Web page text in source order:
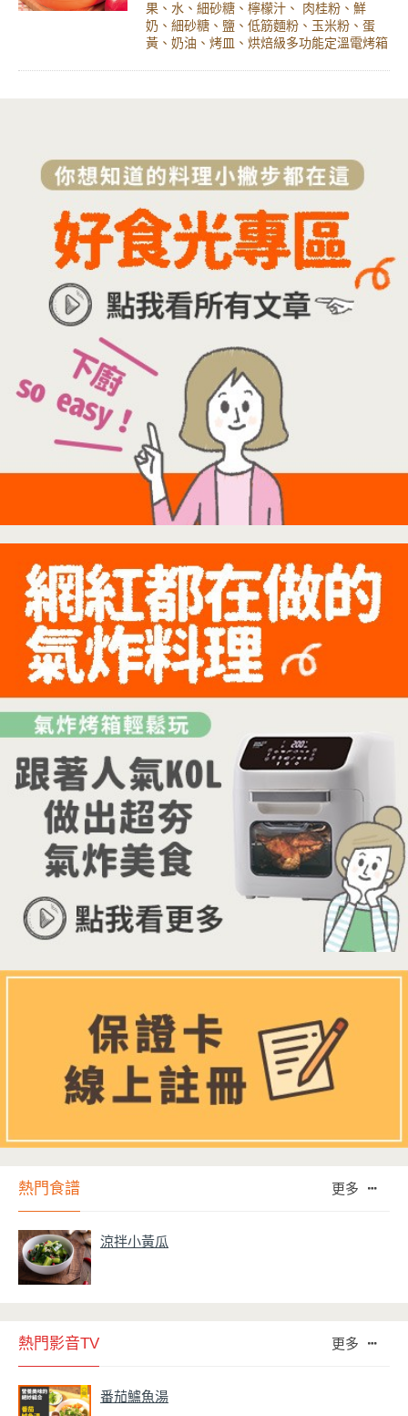
果、水、細砂糖、檸檬汁、 肉桂粉、鮮
奶、細砂糖、鹽、低筋麵粉、玉米粉、蛋
黃、奶油、烤皿、烘焙級多功能定溫電烤箱
熱門食譜 更多
涼拌小黃瓜
熱門影音TV 更多
番茄鱸魚湯